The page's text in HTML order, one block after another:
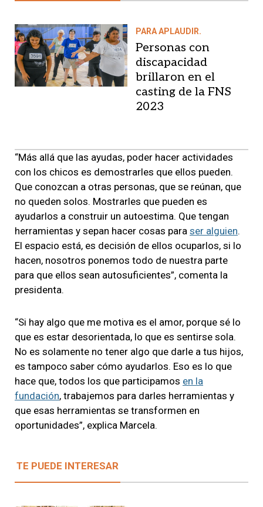
PARA APLAUDIR.
Personas con
discapacidad
brillaron en el
casting de la FNS
2023
“Más allá que las ayudas, poder hacer actividades
con los chicos es demostrarles que ellos pueden.
Que conozcan a otras personas, que se reúnan, que
no queden solos. Mostrarles que pueden es
ayudarlos a construir un autoestima. Que tengan
herramientas y sepan hacer cosas para ser alguien.
El espacio está, es decisión de ellos ocuparlos, si lo
hacen, nosotros ponemos todo de nuestra parte
para que ellos sean autosuficientes”, comenta la
presidenta.
“Si hay algo que me motiva es el amor, porque sé lo
que es estar desorientada, lo que es sentirse sola.
No es solamente no tener algo que darle a tus hijos,
es tampoco saber cómo ayudarlos. Eso es lo que
hace que, todos los que participamos en la
fundación, trabajemos para darles herramientas y
que esas herramientas se transformen en
oportunidades”, explica Marcela.
TE PUEDE INTERESAR